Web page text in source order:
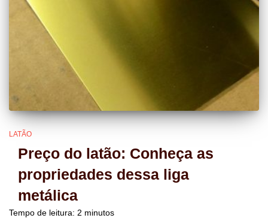
LATÃO
Preço do latão: Conheça as
propriedades dessa liga
metálica
Tempo de leitura: 2 minutos